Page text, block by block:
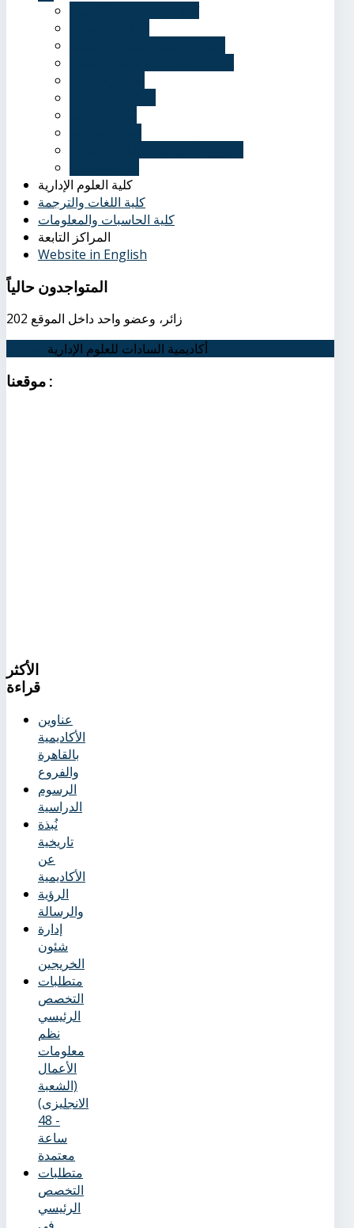
كلية العلوم الإدارية
كلية اللغات والترجمة
كلية الحاسبات والمعلومات
المراكز التابعة
Website in English
المتواجدون حالياً
202 زائر، وعضو واحد داخل الموقع
أكاديمية السادات للعلوم الإدارية
:
الأكثر
قراءة
عناوين
الأكاديمية
بالقاهرة
والفروع
الرسوم
الدراسية
نُبذة
تاريخية
عن
الأكاديمية
الرؤية
والرسالة
إدارة
شئون
الخريجين
متطلبات
التخصص
الرئيسي
نظم
معلومات
الأعمال
(الشعبة
الانجليزى)
- 48
ساعة
معتمدة
متطلبات
التخصص
الرئيسي